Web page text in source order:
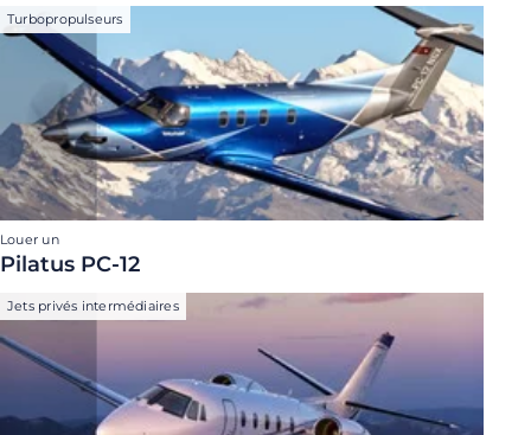
Turbopropulseurs
Louer un
Pilatus PC-12
Jets privés intermédiaires